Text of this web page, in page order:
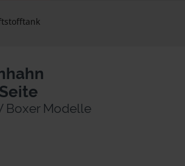
Boxer Modelle